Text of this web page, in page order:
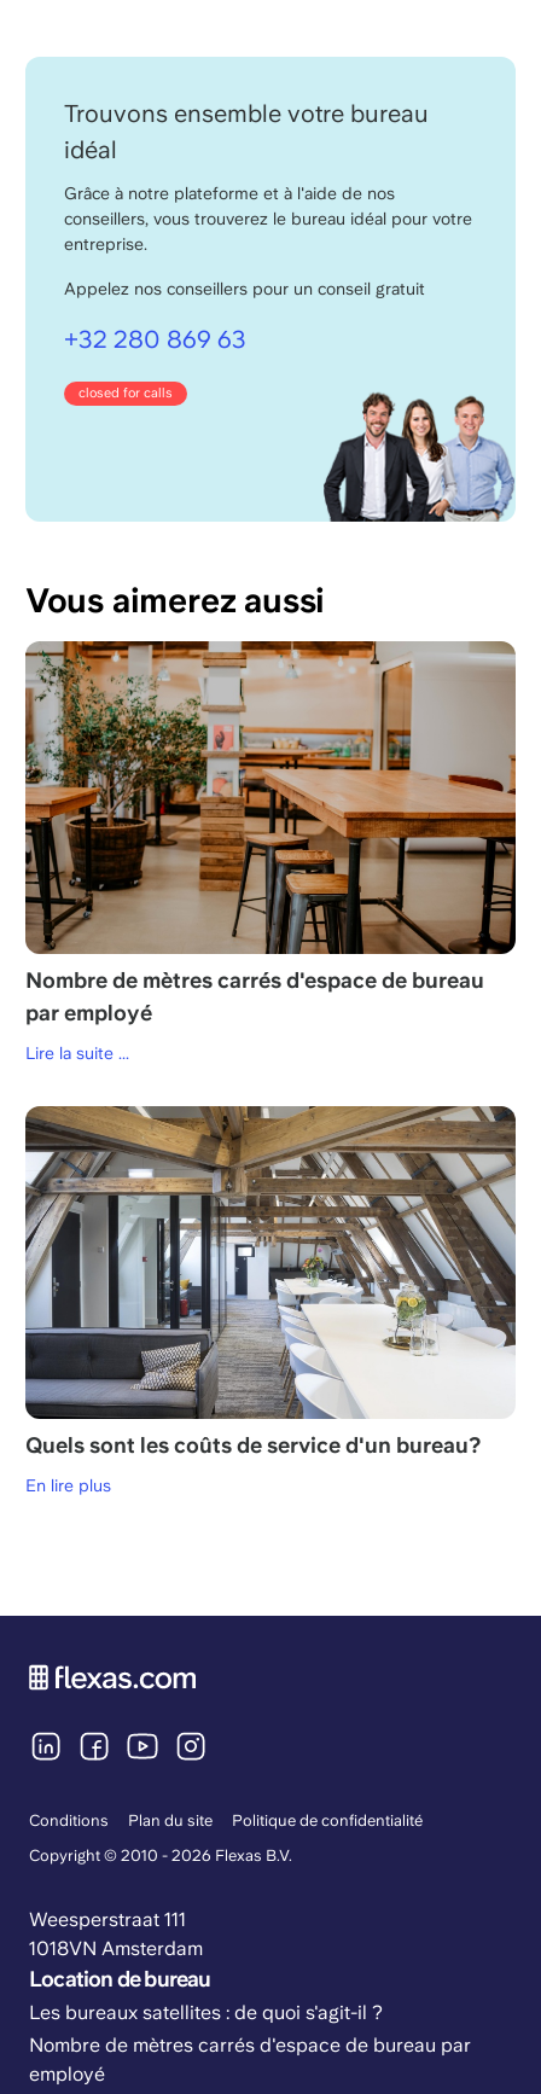
Trouvons ensemble votre bureau
idéal
Grâce à notre plateforme et à l'aide de nos
conseillers, vous trouverez le bureau idéal pour votre
entreprise.
Appelez nos conseillers pour un conseil gratuit
+32 280 869 63
closed for calls
Vous aimerez aussi
Nombre de mètres carrés d'espace de bureau
par employé
Lire la suite ...
Quels sont les coûts de service d'un bureau?
En lire plus
Conditions Plan du site
Politique de confidentialité
Copyright © 2010 - 2026 Flexas B.V.
Weesperstraat 111
1018VN Amsterdam
Location de bureau
Les bureaux satellites : de quoi s'agit-il ?
Nombre de mètres carrés d'espace de bureau par
employé